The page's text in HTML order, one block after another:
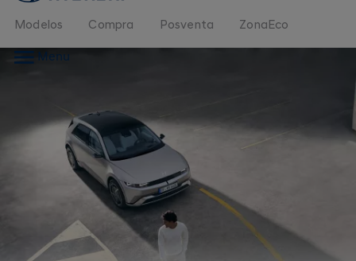
Modelos Compra Posventa ZonaEco
Menu